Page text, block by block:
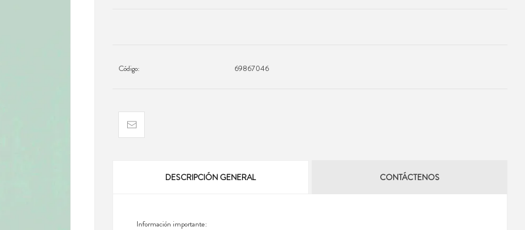
Código: 69867046
DESCRIPCIÓN GENERAL CONTÁCTENOS
Información importante: